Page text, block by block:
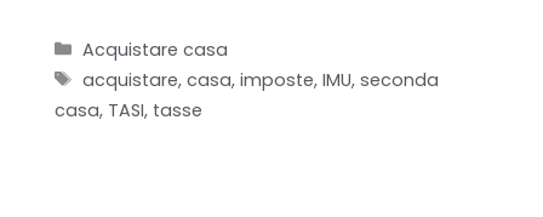
Categorie
Acquistare casa
Tag
acquistare,casa,imposte,IMU,seconda
casa, TASI, tasse